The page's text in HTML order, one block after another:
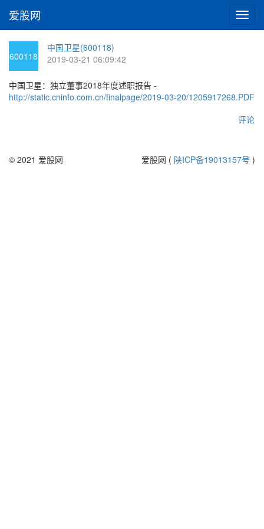
切
换
爱股网
600118
中国卫星(600118)
2019-03-21 06:09:42
中国卫星：独立董事2018年度述职报告 -
http://static.cninfo.com.cn/finalpage/2019-03-20/1205917268.PDF
评论
© 2021 爱股网 爱股网 ( 陕ICP备19013157号 )